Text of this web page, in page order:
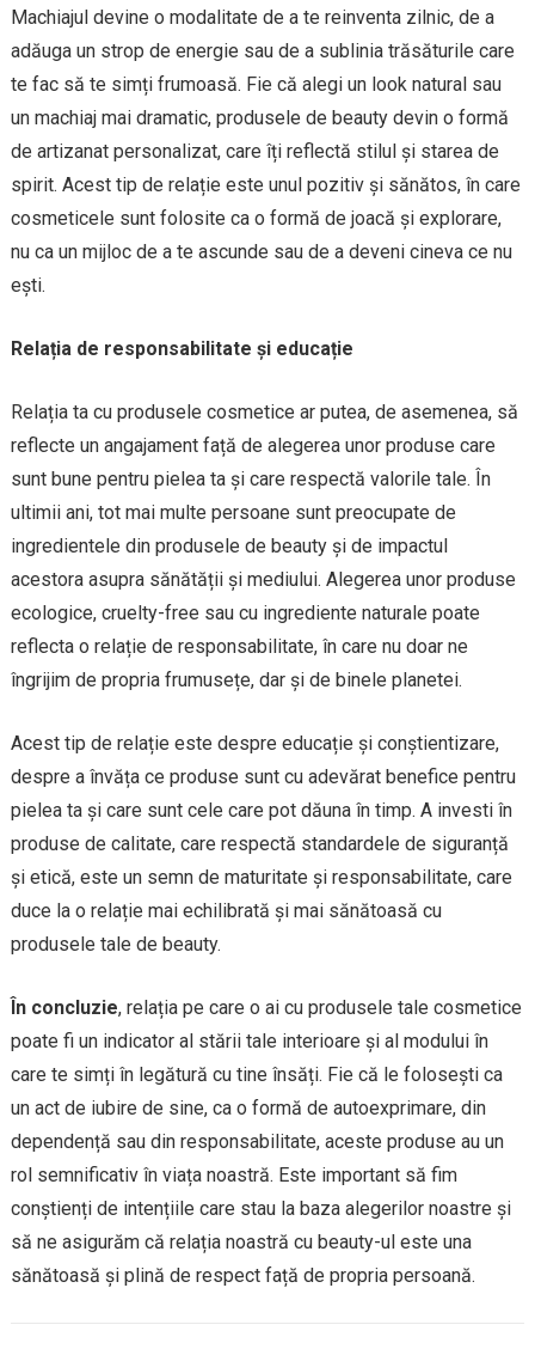
Machiajul devine o modalitate de a te reinventa zilnic, de a
adăuga un strop de energie sau de a sublinia trăsăturile care
te fac să te simți frumoasă. Fie că alegi un look natural sau
un machiaj mai dramatic, produsele de beauty devin o formă
de artizanat personalizat, care îți reflectă stilul și starea de
spirit. Acest tip de relație este unul pozitiv și sănătos, în care
cosmeticele sunt folosite ca o formă de joacă și explorare,
nu ca un mijloc de a te ascunde sau de a deveni cineva ce nu
ești.
Relația de responsabilitate și educație
Relația ta cu produsele cosmetice ar putea, de asemenea, să
reflecte un angajament față de alegerea unor produse care
sunt bune pentru pielea ta și care respectă valorile tale. În
ultimii ani, tot mai multe persoane sunt preocupate de
ingredientele din produsele de beauty și de impactul
acestora asupra sănătății și mediului. Alegerea unor produse
ecologice, cruelty-free sau cu ingrediente naturale poate
reflecta o relație de responsabilitate, în care nu doar ne
îngrijim de propria frumusețe, dar și de binele planetei.
Acest tip de relație este despre educație și conștientizare,
despre a învăța ce produse sunt cu adevărat benefice pentru
pielea ta și care sunt cele care pot dăuna în timp. A investi în
produse de calitate, care respectă standardele de siguranță
și etică, este un semn de maturitate și responsabilitate, care
duce la o relație mai echilibrată și mai sănătoasă cu
produsele tale de beauty.
În concluzie, relația pe care o ai cu produsele tale cosmetice
poate fi un indicator al stării tale interioare și al modului în
care te simți în legătură cu tine însăți. Fie că le folosești ca
un act de iubire de sine, ca o formă de autoexprimare, din
dependență sau din responsabilitate, aceste produse au un
rol semnificativ în viața noastră. Este important să fim
conștienți de intențiile care stau la baza alegerilor noastre și
să ne asigurăm că relația noastră cu beauty-ul este una
sănătoasă și plină de respect față de propria persoană.